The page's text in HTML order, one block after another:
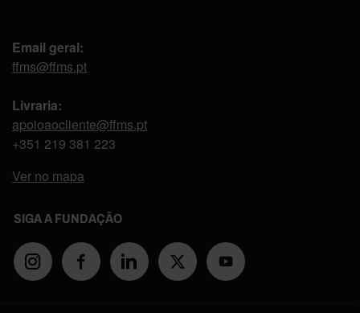
Email geral:
ffms@ffms.pt
Livraria:
apoioaocliente@ffms.pt
+351 219 381 223
Ver no mapa
SIGA A FUNDAÇÃO